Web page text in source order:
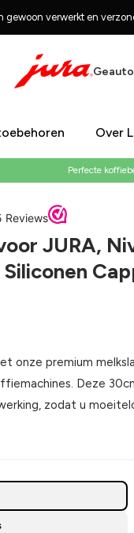
verwerkt en
Over
Perfecte
JURA,
onze premium
Deze
zodat u